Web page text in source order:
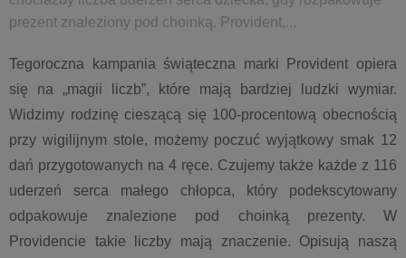
prezent znaleziony pod choinką. Provident,...
Tegoroczna kampania świąteczna marki Provident opiera
się na „magii liczb”, które mają bardziej ludzki wymiar.
Widzimy rodzinę cieszącą się 100-procentową obecnością
przy wigilijnym stole, możemy poczuć wyjątkowy smak 12
dań przygotowanych na 4 ręce. Czujemy także każde z 116
uderzeń serca małego chłopca, który podekscytowany
odpakowuje znalezione pod choinką prezenty. W
Providencie takie liczby mają znaczenie. Opisują naszą